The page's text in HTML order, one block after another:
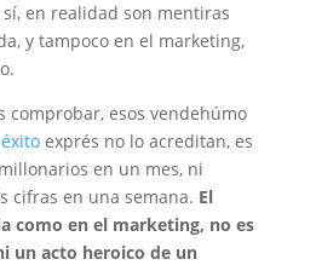
sí, en realidad son mentiras
y tampoco en el marketing,
comprobar, esos vendehúmo
éxitoexprés no lo acreditan, es
en un mes, ni
cifras en una semana. El
como en el marketing, no es
un acto heroico de un